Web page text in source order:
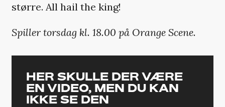
større. All hail the king!
Spiller torsdag kl. 18.00 på Orange Scene.
HER SKULLE DER VÆRE
EN VIDEO, MEN DU KAN
IKKE SE DEN